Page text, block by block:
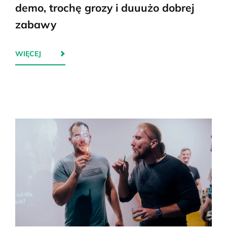
demo, trochę grozy i duuużo dobrej
zabawy
WIĘCEJ